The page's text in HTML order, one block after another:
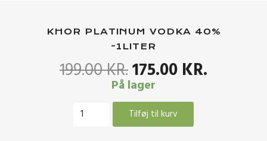
KHOR PLATINUM VODKA 40%
-1LITER
199.00KR.DEN
OPRINDELIGE
PRIS
VAR:
199.00 KR..
175.00 KR.
På lager
Khor
Platinum
Tilføj til kurv